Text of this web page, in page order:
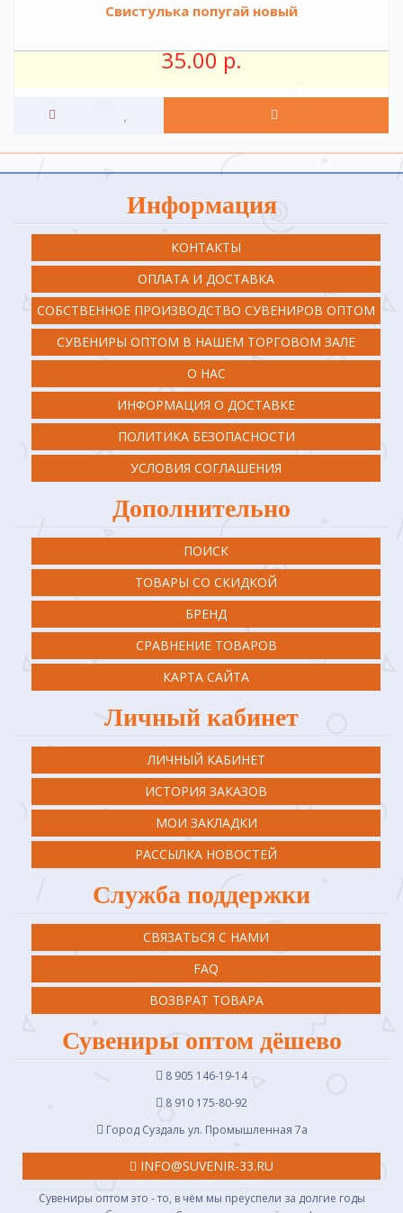
Свистулька попугай новый
35.00 р.
Информация
КОНТАКТЫ
ОПЛАТА И ДОСТАВКА
СОБСТВЕННОЕ ПРОИЗВОДСТВО СУВЕНИРОВ ОПТОМ
СУВЕНИРЫ ОПТОМ В НАШЕМ ТОРГОВОМ ЗАЛЕ
О НАС
ИНФОРМАЦИЯ О ДОСТАВКЕ
ПОЛИТИКА БЕЗОПАСНОСТИ
УСЛОВИЯ СОГЛАШЕНИЯ
Дополнительно
ПОИСК
ТОВАРЫ СО СКИДКОЙ
БРЕНД
СРАВНЕНИЕ ТОВАРОВ
КАРТА САЙТА
Личный кабинет
ЛИЧНЫЙ КАБИНЕТ
ИСТОРИЯ ЗАКАЗОВ
МОИ ЗАКЛАДКИ
РАССЫЛКА НОВОСТЕЙ
Служба поддержки
СВЯЗАТЬСЯ С НАМИ
FAQ
ВОЗВРАТ ТОВАРА
Сувениры оптом дёшево
8 905 146-19-14
8 910 175-80-92
Город Суздаль ул. Промышленная 7a
INFO@SUVENIR-33.RU
Сувениры оптом это - то, в чём мы преуспели за долгие годы